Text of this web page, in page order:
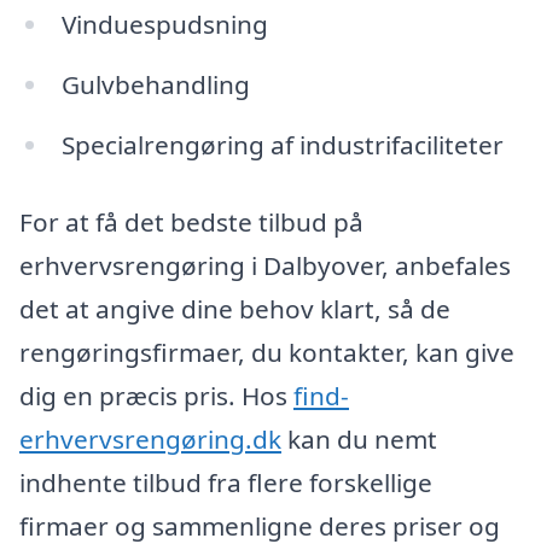
Vinduespudsning
Gulvbehandling
Specialrengøring af industrifaciliteter
For at få det bedste tilbud på
erhvervsrengøring i Dalbyover, anbefales
det at angive dine behov klart, så de
rengøringsfirmaer, du kontakter, kan give
dig en præcis pris. Hos find-
erhvervsrengøring.dk kan du nemt
indhente tilbud fra flere forskellige
firmaer og sammenligne deres priser og